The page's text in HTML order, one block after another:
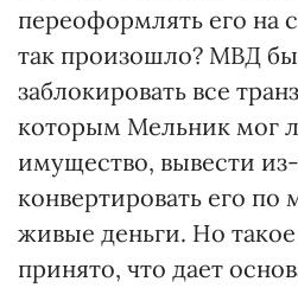
переоформлять его на
так произошло? МВД
заблокировать все
которым Мельник мог
имущество, вывести
конвертировать его по
живые деньги. Но
принято, что дает